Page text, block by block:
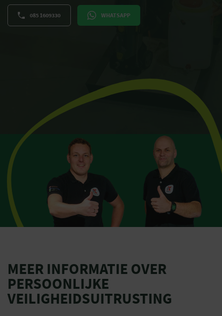
085 1609330 WHATSAPP
MEER INFORMATIE OVER
PERSOONLIJKE
VEILIGHEIDSUITRUSTING